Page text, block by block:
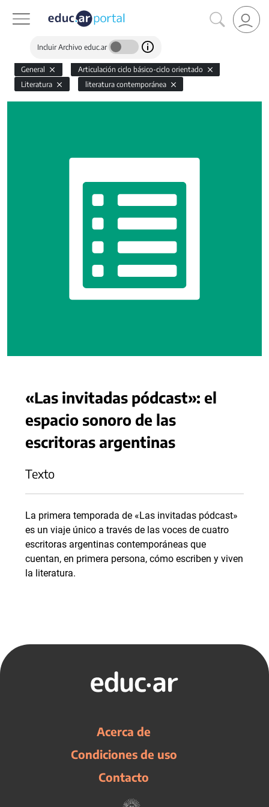
Incluir Archivo educ.ar
General
Articulación ciclo básico-ciclo orientado
Literatura
literatura contemporánea
«Las invitadas pódcast»: el
espacio sonoro de las
escritoras argentinas
Texto
La primera temporada de «Las invitadas pódcast»
es un viaje único a través de las voces de cuatro
escritoras argentinas contemporáneas que
cuentan, en primera persona, cómo escriben y viven
la literatura.
Acerca de
Condiciones de uso
Contacto